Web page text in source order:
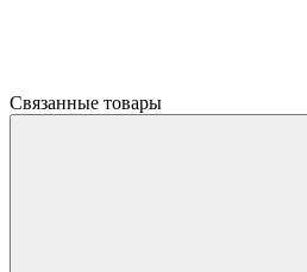
Связанные товары